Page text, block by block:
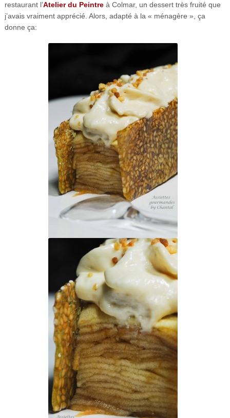
restaurant l’Atelier du Peintreà Colmar, un dessert très fruité que
j’avais vraiment apprécié. Alors, adapté à la « ménagère », ça
donne ça: